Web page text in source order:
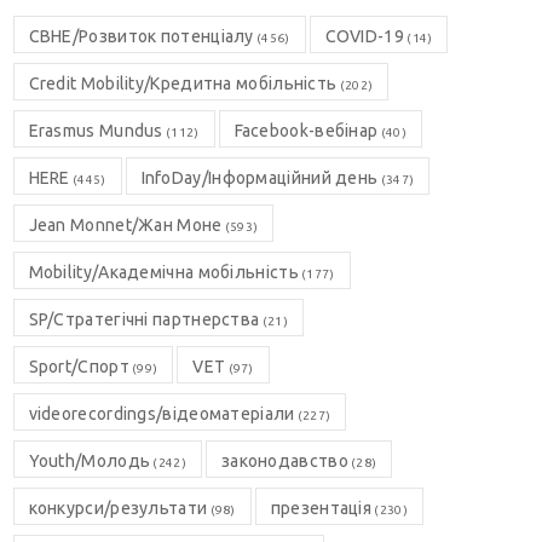
CBHE/Розвиток потенціалу (456) COVID-19 (14)
Credit Mobility/Кредитна мобільність (202)
Erasmus Mundus (112) Facebook-вебінар (40)
HERE (445) InfoDay/Інформаційний день (347)
Jean Monnet/Жан Моне (593)
Mobility/Академічна мобільність (177)
SP/Стратегічні партнерства (21)
Sport/Спорт (99) VET (97)
videorecordings/відеоматеріали (227)
Youth/Молодь (242) законодавство (28)
конкурси/результати (98) презентація (230)